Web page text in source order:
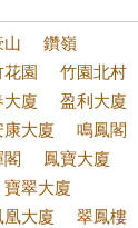
山
鑽嶺
花園
竹園北村
大廈
盈利大廈
康大廈
鳴鳳閣
閣
鳳寶大廈
寶翠大廈
凰大廈
翠鳳樓